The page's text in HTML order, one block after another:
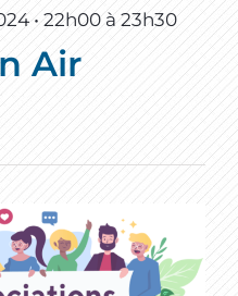
• 22h00 à 23h30
Air